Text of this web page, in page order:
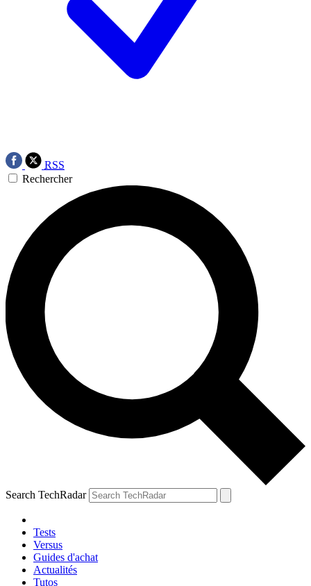
RSS
Rechercher
Search TechRadar
Tests
Versus
Guides d'achat
Actualités
Tutos